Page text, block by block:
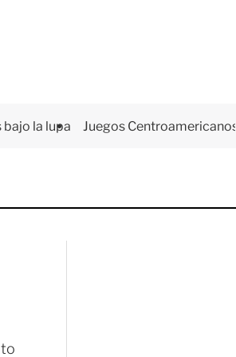
bajo la lupa Juegos Centroamericanos